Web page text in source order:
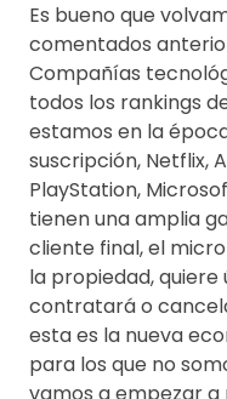
Es bueno que
comentados
Compañías
todos los rankings
estamos en la
suscripción, Netflix,
PlayStation,
tienen una amplia
cliente final, el
la propiedad, quiere
contratará o
esta es la nueva
para los que no